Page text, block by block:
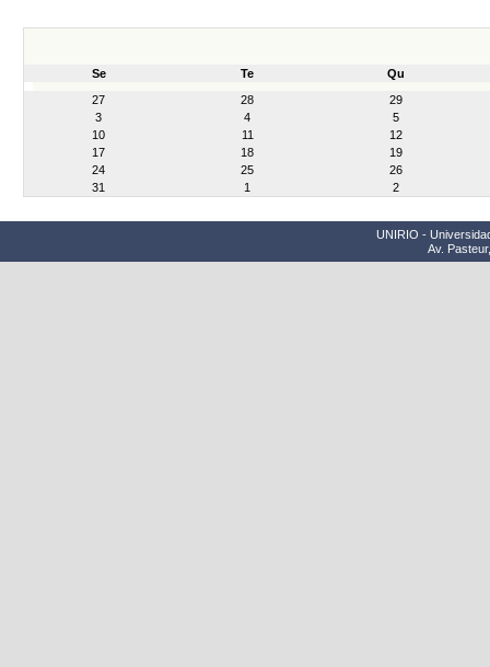
Se Te
Qu
27
28
29
3
4
5
10
11
12
17
18
19
24
25
26
31
1 2
UNIRIO -
Av.